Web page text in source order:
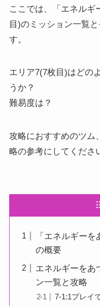
ここでは、「エネルギ
目)のミッション一覧
す。
エリア7(7枚目)はどの
うか？
難易度は？
攻略におすすめのツム
略の参考にしてくださ
「エネルギー
の概要
エネルギーをあ
ン一覧と攻略
7-1:1プレイ